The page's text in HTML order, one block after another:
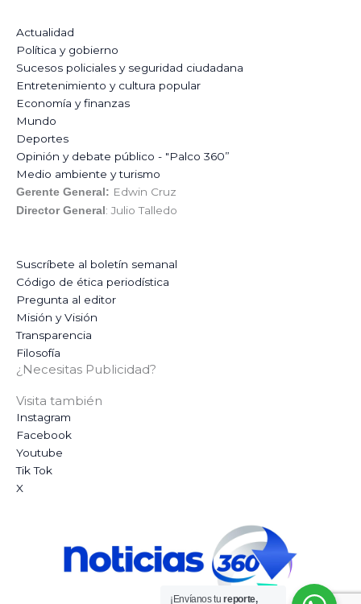
Actualidad
Política y gobierno
Sucesos policiales y seguridad ciudadana
Entretenimiento y cultura popular
Economía y finanzas
Mundo
Deportes
Opinión y debate público - "Palco 360”
Medio ambiente y turismo
Gerente General: Edwin Cruz
Director General : Julio Talledo
Suscríbete al boletín semanal
Código de ética periodística
Pregunta al editor
Misión y Visión
Transparencia
Filosofía
¿Necesitas Publicidad?
Visita también
Instagram
Facebook
Youtube
Tik Tok
X
¡Envíanos tureporte,